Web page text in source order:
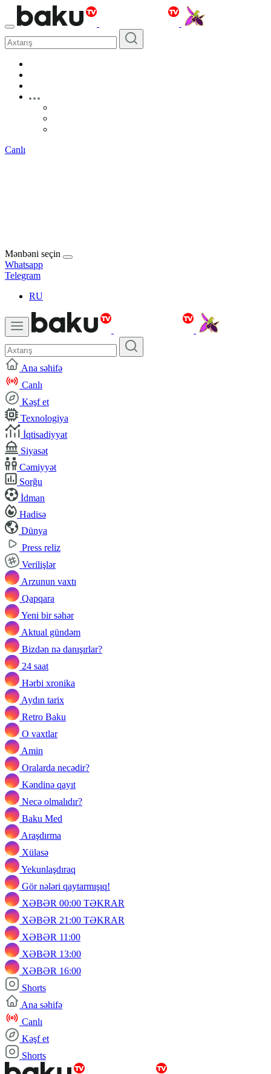
Canlı
Mənbəni seçin
Whatsapp
Telegram
RU
Ana səhifə
Canlı
Kəşf et
Texnologiya
İqtisadiyyat
Siyasət
Cəmiyyət
Sorğu
İdman
Hadisə
Dünya
Press reliz
Verilişlər
Arzunun vaxtı
Qapqara
Yeni bir səhər
Aktual gündəm
Bizdən nə danışırlar?
24 saat
Hərbi xronika
Aydın tarix
Retro Baku
O vaxtlar
Amin
Oralarda necədir?
Kəndinə qayıt
Necə olmalıdır?
Baku Med
Araşdırma
Xülasə
Yekunlaşdıraq
Gör nələri qaytarmışıq!
XƏBƏR 00:00 TƏKRAR
XƏBƏR 21:00 TƏKRAR
XƏBƏR 11:00
XƏBƏR 13:00
XƏBƏR 16:00
Shorts
Ana səhifə
Canlı
Kəşf et
Shorts